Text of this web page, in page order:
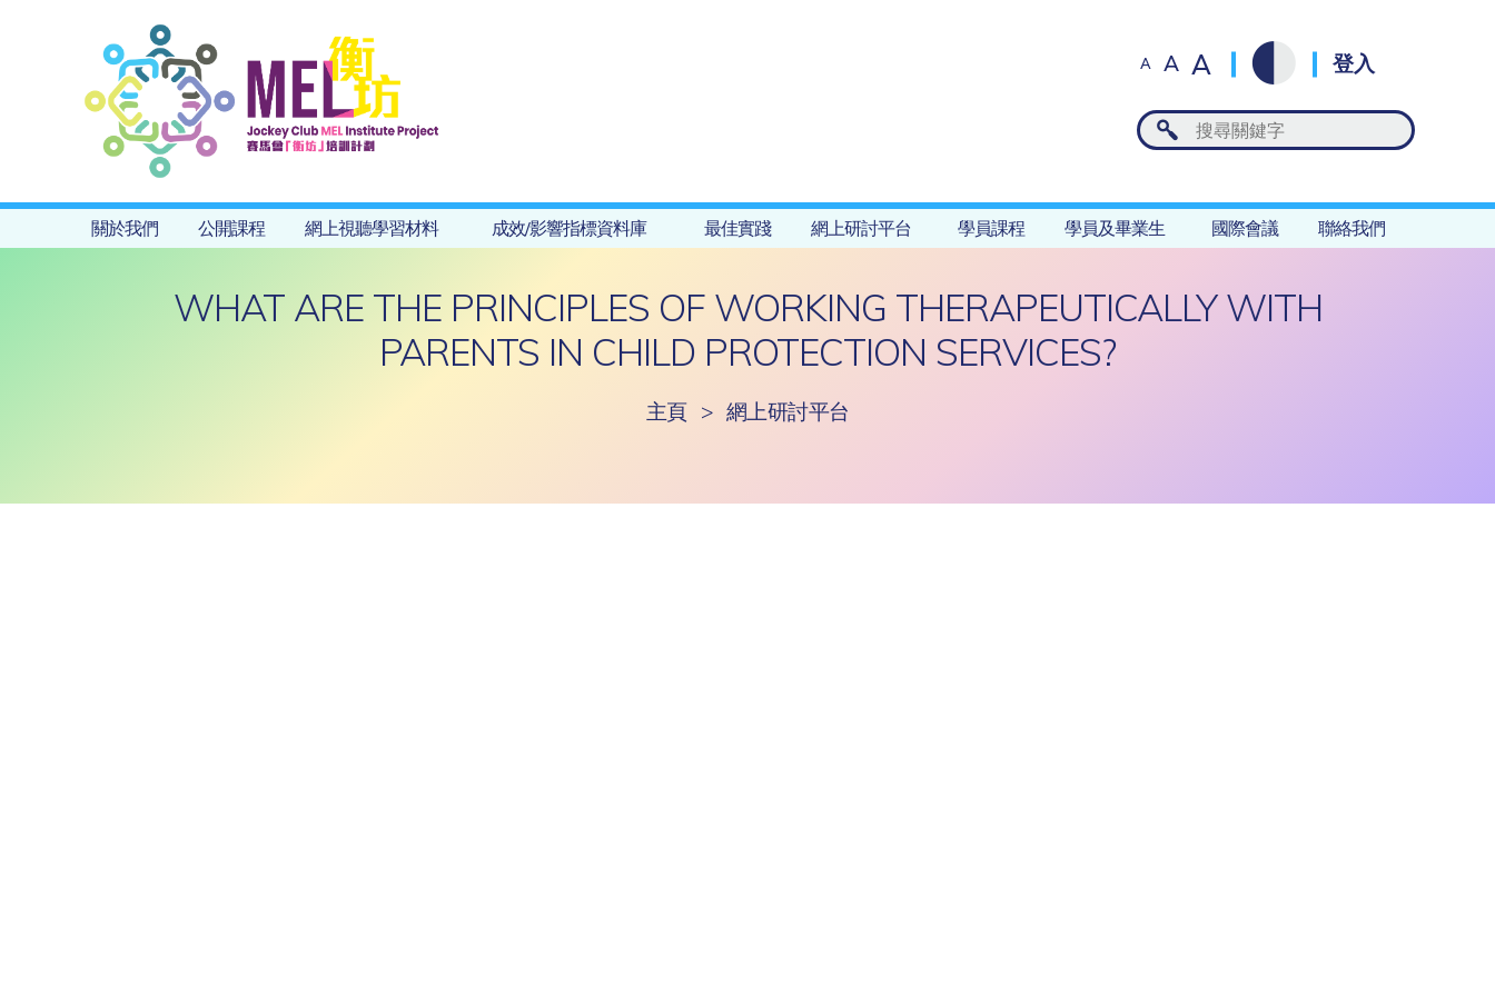
A A A 登入
關於我們 公開課程 網上視聽學習材料 成效/影響指標資料庫 最佳實踐 網上研討平台 學員課程 學員及畢業生 國際會議 聯絡我們
WHAT ARE THE PRINCIPLES OF WORKING THERAPEUTICALLY WITH
PARENTS IN CHILD PROTECTION SERVICES?
主頁 > 網上研討平台